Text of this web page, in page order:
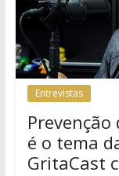
Entrevistas
é o tema
GritaCast